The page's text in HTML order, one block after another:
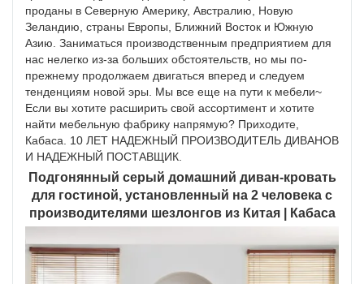
проданы в Северную Америку, Австралию, Новую
Зеландию, страны Европы, Ближний Восток и Южную
Азию. Заниматься производственным предприятием для
нас нелегко из-за больших обстоятельств, но мы по-
прежнему продолжаем двигаться вперед и следуем
тенденциям новой эры. Мы все еще на пути к мебели~
Если вы хотите расширить свой ассортимент и хотите
найти мебельную фабрику напрямую? Приходите,
Кабаса. 10 ЛЕТ НАДЕЖНЫЙ ПРОИЗВОДИТЕЛЬ ДИВАНОВ
И НАДЕЖНЫЙ ПОСТАВЩИК.
Подгонянный серый домашний диван-кровать
для гостиной, установленный на 2 человека с
производителями шезлонгов из Китая | Кабаса